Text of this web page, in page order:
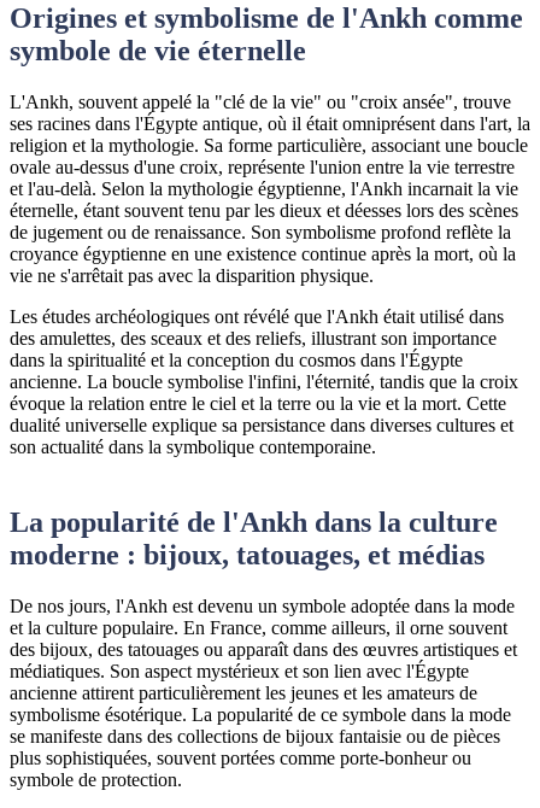
Origines et symbolisme de l'Ankh comme
symbole de vie éternelle
L'Ankh, souvent appelé la "clé de la vie" ou "croix ansée", trouve
ses racines dans l'Égypte antique, où il était omniprésent dans l'art, la
religion et la mythologie. Sa forme particulière, associant une boucle
ovale au-dessus d'une croix, représente l'union entre la vie terrestre
et l'au-delà. Selon la mythologie égyptienne, l'Ankh incarnait la vie
éternelle, étant souvent tenu par les dieux et déesses lors des scènes
de jugement ou de renaissance. Son symbolisme profond reflète la
croyance égyptienne en une existence continue après la mort, où la
vie ne s'arrêtait pas avec la disparition physique.
Les études archéologiques ont révélé que l'Ankh était utilisé dans
des amulettes, des sceaux et des reliefs, illustrant son importance
dans la spiritualité et la conception du cosmos dans l'Égypte
ancienne. La boucle symbolise l'infini, l'éternité, tandis que la croix
évoque la relation entre le ciel et la terre ou la vie et la mort. Cette
dualité universelle explique sa persistance dans diverses cultures et
son actualité dans la symbolique contemporaine.
La popularité de l'Ankh dans la culture
moderne : bijoux, tatouages, et médias
De nos jours, l'Ankh est devenu un symbole adoptée dans la mode
et la culture populaire. En France, comme ailleurs, il orne souvent
des bijoux, des tatouages ou apparaît dans des œuvres artistiques et
médiatiques. Son aspect mystérieux et son lien avec l'Égypte
ancienne attirent particulièrement les jeunes et les amateurs de
symbolisme ésotérique. La popularité de ce symbole dans la mode
se manifeste dans des collections de bijoux fantaisie ou de pièces
plus sophistiquées, souvent portées comme porte-bonheur ou
symbole de protection.